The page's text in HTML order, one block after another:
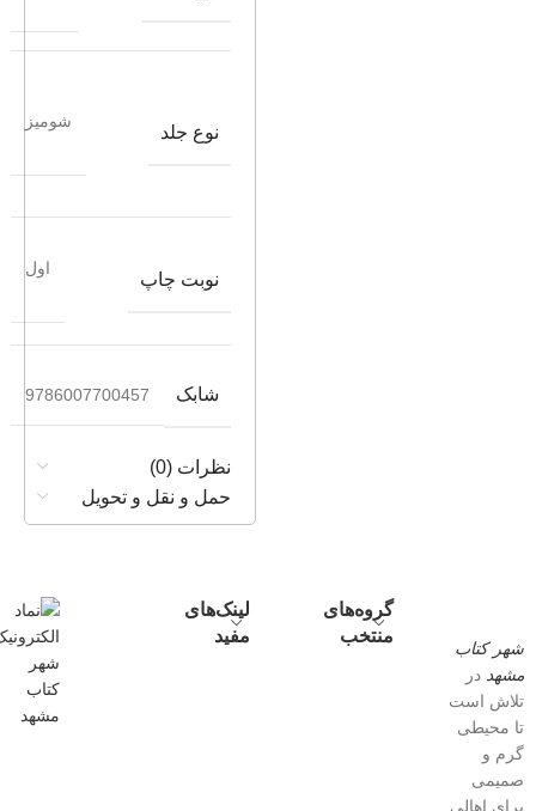
نوع جلد
شومیز
نوبت چاپ
اول
شابک 9786007700457
نظرات (0)
حمل و نقل و تحویل
شهر کتاب
مشهد در
تلاش است
تا محیطی
گرم و
صمیمی
برای اهالی
گروه‌های
منتخب
لینک‌های
مفید